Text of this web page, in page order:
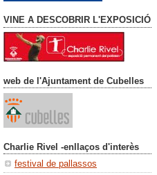
VINE A DESCOBRIR L'EXPOSICIÓ
web de l'Ajuntament de Cubelles
Charlie Rivel -enllaços d'interès
festival de pallassos